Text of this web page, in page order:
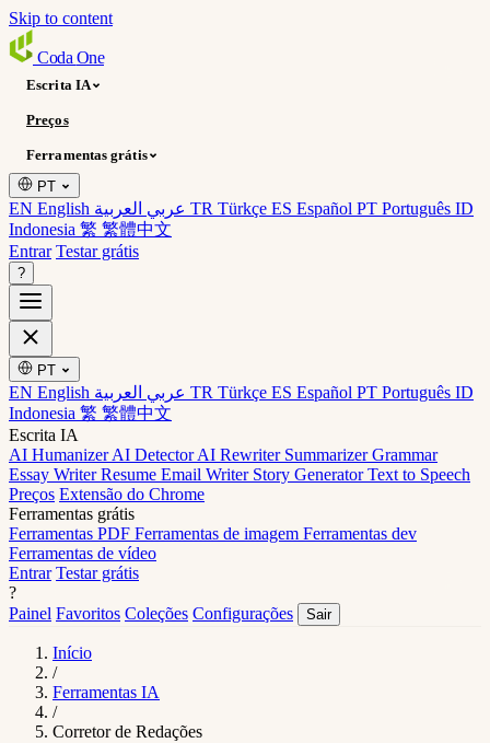
Skip to content
Coda One
Escrita IA
Preços
Ferramentas grátis
PT
EN English TR Türkçe ES Español PT Português ID
Indonesia 繁 繁體中文
Entrar Testar grátis
?
PT
EN English TR Türkçe ES Español PT Português ID
Indonesia 繁 繁體中文
Escrita IA
AI HumanizerAI DetectorAI Rewriter SummarizerGrammar
Essay WriterResume Email Writer Story GeneratorText to Speech
Preços Extensão do Chrome
Ferramentas grátis
Ferramentas PDF Ferramentas de imagem Ferramentas dev
Ferramentas de vídeo
Entrar Testar grátis
?
Painel Favoritos Coleções Configurações Sair
Início
/
Ferramentas IA
/
Corretor de Redações